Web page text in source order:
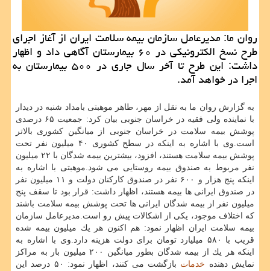
روان ما: مدیرعامل سازمان بیمه سلامت ایران از آغاز اجرای
طرح نسخ الكترونیكی در ۶۰ بیمارستان آگاهی داد و اظهار
داشت: این طرح تا آخر سال جاری در ۵۰۰ بیمارستان به
اجرا در خواهد آمد.
به گزارش روان ما به نقل از مهر، طاهر موهبتی بامداد شنبه در دیدار
با نماینده ولی فقیه در خراسان جنوبی بیان كرد: جمعیت ۶۵ درصدی
پوشش بیمه سلامت در خراسان جنوبی از میانگین كشوری بالاتر
است.وی با اشاره به اینكه در سطح كشوری ۴۰ میلیون نفر تحت
پوشش بیمه سلامت هستند، افزود، بیشترین بیمه شدگان با ۲۲ میلیون
نفر مربوط به صندوق بیمه روستایی می شود.موهبتی با اشاره به
اینكه پنج هزار و ۶۰۰ نفر در صندوق كاركنان دولت و ۱۱ میلیون نفر
در صندوق ایرانی ها بیمه هستند، اظهار داشت: قرار بود تا سقف پنج
میلیون نفر از بیمه شدگان ایرانی ها تحت پوشش بیمه سلامت باشند
كه اختلاف موجود، یكی از اشكالات پیش رو است.مدیرعامل سازمان
بیمه سلامت ایران اظهار نمود: هم اكنون هر یك میلیون بیمه شده
قریب با ۵۸۰ میلیارد تومان برای دولت هزینه دارد.وی با اشاره به
اینكه هر یك از بیمه شدگان بطور میانگین ۲۰۰ میلیون بار به مراكز
نمایش دهنده خدمات
بازگشت می كنند، اظهار نمود: ۵۰ درصد این